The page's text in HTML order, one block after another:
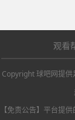
观看
Copyright 球吧网提
【免责公告】平台提